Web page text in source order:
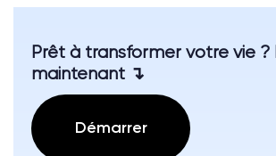
Prêt à transformer votre vie ?
maintenant ↴
Démarrer